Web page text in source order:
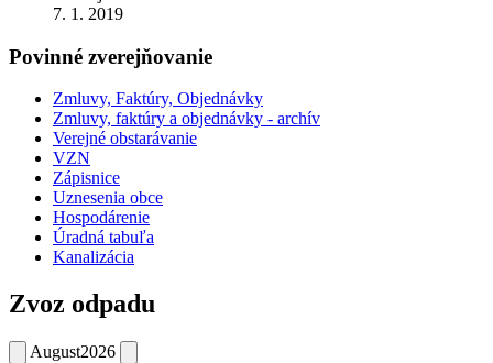
7. 1. 2019
Povinné zverejňovanie
Zmluvy, Faktúry, Objednávky
Zmluvy, faktúry a objednávky - archív
Verejné obstarávanie
VZN
Zápisnice
Uznesenia obce
Hospodárenie
Úradná tabuľa
Kanalizácia
Zvoz odpadu
August2026